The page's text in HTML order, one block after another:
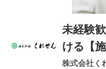
未経験
ける【
株式会社く